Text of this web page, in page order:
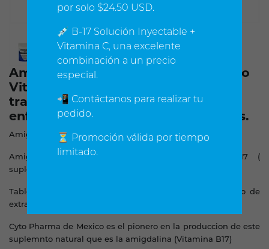
Amygdalina también conocida como
Vitamina b17, efectiva en el
tratamiento y prevención de
enfermedades macro degenerativas.
Amigdalina frasco con 100 tabletas
Amigdalina tambien conocida como Vitamina B17 (
suplemento natural derivado de la semilla de chavacano)
Tabletas de Amigdalina fabricadas siguiendo el metodo de
extraccion del Dr. Ernest Krebs
Cyto Pharma de Mexico es el pionero en la produccion de este
suplemnto natural que es la amigdalina (Vitamina B17)
por solo $24.50 USD.
💉 B-17 Solución Inyectable +
Vitamina C, una excelente
combinación a un precio
especial.
📲 Contáctanos para realizar tu
pedido.
⏳ Promoción válida por tiempo
limitado.